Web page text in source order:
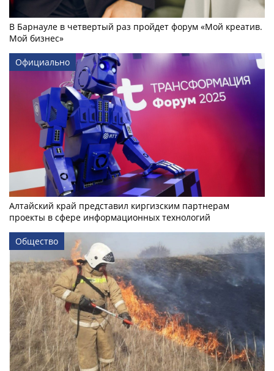
В Барнауле в четвертый раз пройдет форум «Мой креатив.
Мой бизнес»
Официально
Алтайский край представил киргизским партнерам
проекты в сфере информационных технологий
Общество